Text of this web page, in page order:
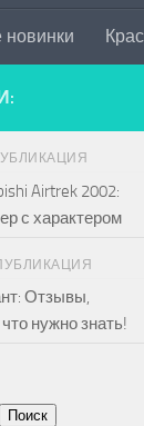
Airtrek 2002:
с характером
Отзывы,
нужно знать!
Поиск